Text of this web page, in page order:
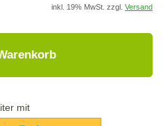
inkl. 19% MwSt. zzgl. Versand
mit